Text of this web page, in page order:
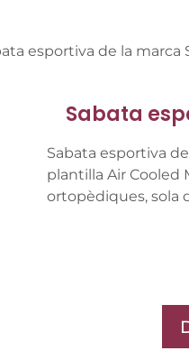
esportiva de la marca
Sabata
Sabata esportiva
plantilla Air Cooled
ortopèdiques, sola